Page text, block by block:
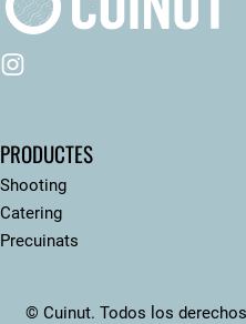
PRODUCTES
Shooting
Catering
Precuinats
© Cuinut. Todos los